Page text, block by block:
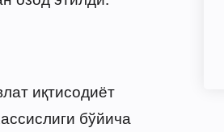
иқтисодиёт
бўйича